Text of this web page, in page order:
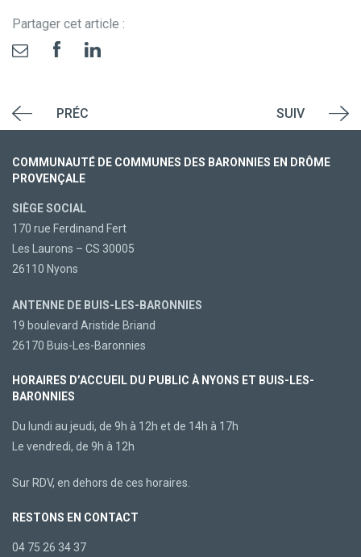
Partager cet article :
PRÉC SUIV
COMMUNAUTÉ DE COMMUNES DES BARONNIES EN DRÔME
PROVENÇALE
SIÈGE SOCIAL
170 rue Ferdinand Fert
Les Laurons – CS 30005
26110 Nyons
ANTENNE DE BUIS-LES-BARONNIES
19 boulevard Aristide Briand
26170 Buis-Les-Baronnies
HORAIRES D’ACCUEIL DU PUBLIC À NYONS ET BUIS-LES-
BARONNIES
Du lundi au jeudi, de 9h à 12h et de 14h à 17h
Le vendredi, de 9h à 12h
Sur RDV, en dehors de ces horaires.
RESTONS EN CONTACT
04 75 26 34 37